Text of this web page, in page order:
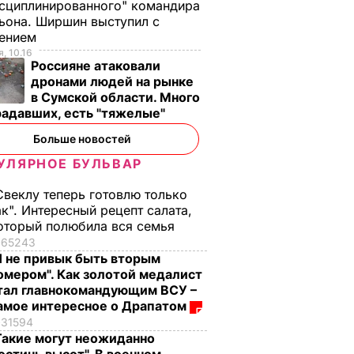
не
летней
Кадочниковой – 63-
летний адвокат Галь
7 августа, 13.08БУЛЬВАР
командира
Ширшин выступил с
10.16
Россияне атаковали
дронами людей на рынке
в Сумской области. Много
есть "тяжелые"
Больше новостей
БУЛЬВАР
теперь готовлю только
Интересный рецепт салата,
полюбила вся семья
65243
не привык быть вторым
Как золотой медалист
главнокомандующим ВСУ –
интересное о Драпатом
31594
могут неожиданно